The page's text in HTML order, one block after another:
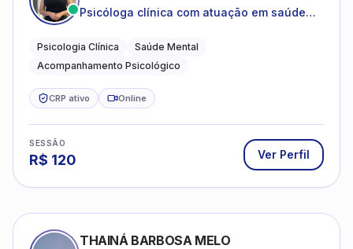
Psicóloga clínica com atuação em saúde
Psicologia Clínica
Saúde Mental
Acompanhamento Psicológico
CRP ativo Online
SESSÃO
R$ 120 Ver Perfil
THAINÁ BARBOSA MELO